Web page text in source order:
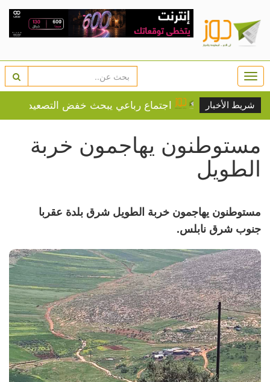
شريط الأخباراجتماع رباعي يبحث خفض التصعيد بالمنطقة وأمن
مستوطنون يهاجمون خربة
الطويل
مستوطنون يهاجمون خربة الطويل شرق بلدة عقربا
جنوب شرق نابلس.